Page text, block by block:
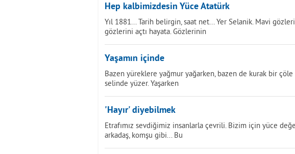
Hep kalbimizdesin Yüce Atatürk
Yıl 1881... Tarih belirgin, saat net... Yer Selanik. Mavi
gözlerini açtı hayata. Gözlerinin
Yaşamın içinde
Bazen yüreklere yağmur yağarken, bazen de kurak bir
selinde yüzer. Yaşarken
'Hayır' diyebilmek
Etrafımız sevdiğimiz insanlarla çevrili. Bizim için yüce
arkadaş, komşu gibi... Bu